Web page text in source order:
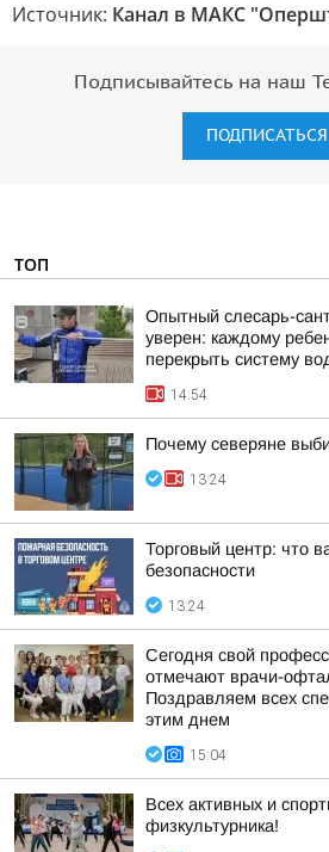
Источник: Канал в МАКС
Подписывайтесь на наш
ПОДПИСАТЬСЯ
ТОП
Опытный слесарь-
уверен: каждому
перекрыть систему
14:54
Почему северяне
13:24
Торговый центр: что
безопасности
13:24
Сегодня свой
отмечают врачи-
Поздравляем всех
этим днем
15:04
Всех активных и
физкультурника!